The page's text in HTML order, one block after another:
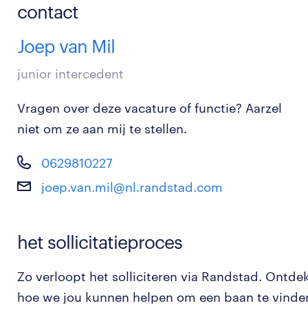
contact
Joep van Mil
junior intercedent
Vragen over deze vacature of functie? Aarzel
niet om ze aan mij te stellen.
0629810227
joep.van.mil@nl.randstad.com
het sollicitatieproces
Zo verloopt het solliciteren via Randstad.
hoe we jou kunnen helpen om een baan te